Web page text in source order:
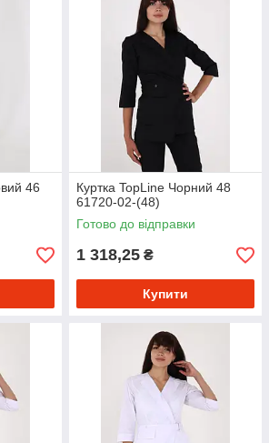
46
Куртка TopLine Чорний 48
61720-02-(48)
Готово до відправки
1 318,25 ₴
Купити